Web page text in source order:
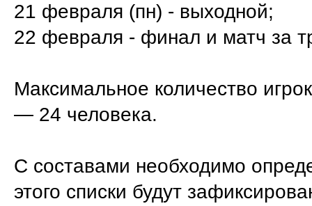
21 февраля (пн) - выходной;
22 февраля - финал и матч за
Максимальное количество
— 24 человека.
С составами необходимо
этого списки будут